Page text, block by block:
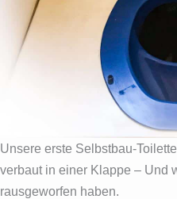
Unsere erste Selbstbau-
verbaut in einer Klappe – Und
rausgeworfen haben.